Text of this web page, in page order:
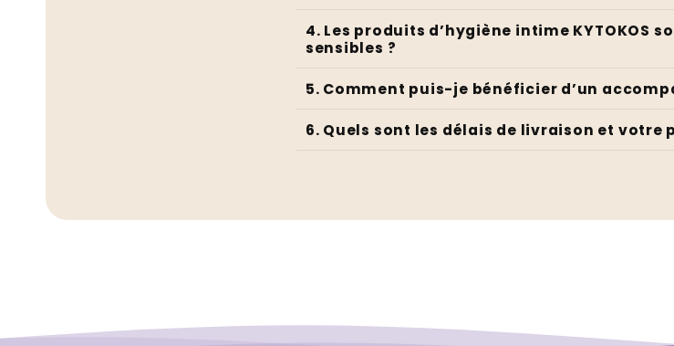
4. Les produits d’hygiène intime KYTOKOS
sensibles ?
5. Comment puis-je bénéficier d’un
6. Quels sont les délais de livraison et votre